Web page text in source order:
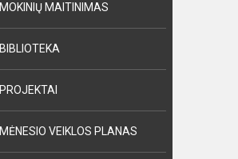
MOKINIŲ MAITINIMAS
BIBLIOTEKA
PROJEKTAI
MĖNESIO VEIKLOS PLANAS